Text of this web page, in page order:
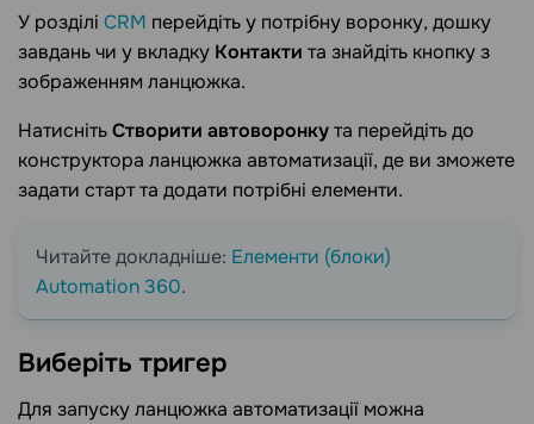
У розділі CRM перейдіть у потрібну воронку, дошку
завдань чи у вкладку Контакти та знайдіть кнопку з
зображенням ланцюжка.
НатиснітьСтворити автоворонкута перейдіть до
конструктора ланцюжка автоматизації, де ви зможете
задати старт та додати потрібні елементи.
Читайте докладніше: Елементи (блоки)
Automation 360.
Виберіть тригер
Для запуску ланцюжка автоматизації можна